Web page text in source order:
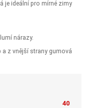
je ideální pro mírné zimy
nárazy.
a z vnější strany gumová
40